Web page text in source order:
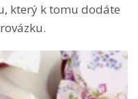
který k tomu dodáte